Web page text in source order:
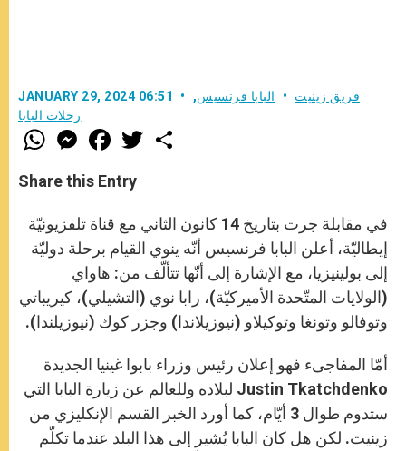
JANUARY 29, 2024 06:51 فريق زينيت البابا فرنسيس,
رحلات البابا
W
h
t
s
p
M
e
s
e
g
e
r
F
a
e
b
o
k
w
Share this Entry
في مقابلة جرت بتاريخ 14 كانون الثاني مع قناة تلفزيونيّة
إيطاليّة، أعلن البابا فرنسيس أنّه ينوي القيام برحلة دوليّة
إلى بولينيزيا، مع الإشارة إلى أنّها تتألّف من: هاواي
(الولايات المتّحدة الأميركيّة)، رابا نوي (التشيلي)، كيريباتي
وتوفالو وتونغا وتوكيلاو (نيوزيلاندا) وجزر كوك (نيوزيلندا).
أمّا المفاجىء فهو إعلان رئيس وزراء بابوا غينيا الجديدة
Justin Tkatchdenko لبلاده وللعالم عن زيارة البابا التي
ستدوم طوال 3 أيّام، كما أورد الخبر القسم الإنكليزي من
زينيت. لكن هل كان البابا يُشير إلى هذا البلد عندما تكلّم